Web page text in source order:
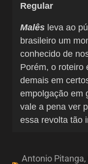
Regular
Malês leva ao
brasileiro um
conhecido de
Porém, o roteiro
demais em
empolgação em
vale a pena ver
essa revolta tão
Antonio Pitanga,